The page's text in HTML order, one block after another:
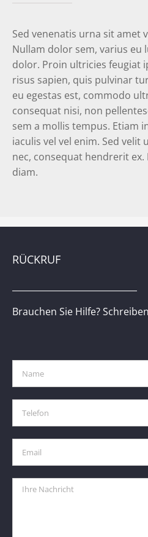
Sed venenatis urna sit amet
Nullam dolor sem, varius eu
dolor. Proin ultricies feugiat
risus sapien, quis pulvinar
eu egestas est, commodo
consequat nisi, non
sem a mollis tempus. Etiam
iaculis vel vel enim. Sed
nec, consequat hendrerit
diam.
RÜCKRUF
Brauchen Sie Hilfe?